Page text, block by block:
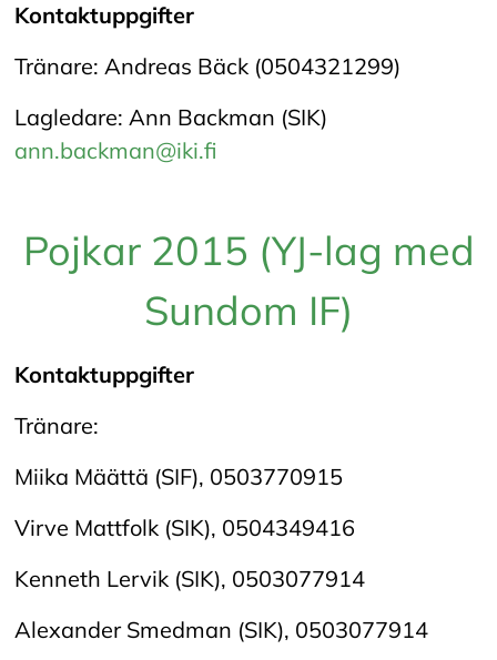
Kontaktuppgifter
Tränare: Andreas Bäck (0504321299)
Lagledare: Ann Backman (SIK)
ann.backman@iki.fi
Pojkar 2015 (YJ-lag med
Sundom IF)
Kontaktuppgifter
Tränare:
Miika Määttä (SIF), 0503770915
Virve Mattfolk (SIK), 0504349416
Kenneth Lervik (SIK), 0503077914
Alexander Smedman (SIK), 0503077914